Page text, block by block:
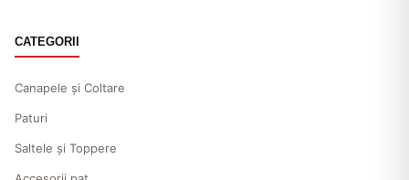
CATEGORII
Canapele și Coltare
Paturi
Saltele și Toppere